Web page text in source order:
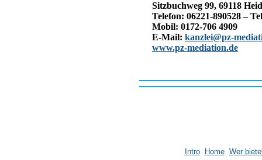
Sitzbuchweg 99, 69118
Telefon: 06221-890528 –
Mobil: 0172-706 4909
E-Mail: kanzlei@pz-
www.pz-mediation.de
Intro Home Wer